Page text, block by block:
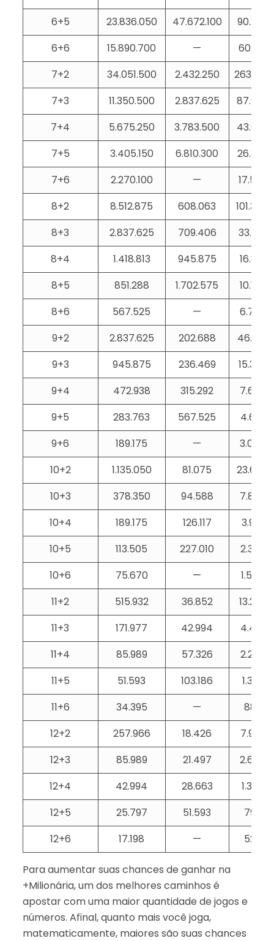
6+5
23.836.050 47.672.100
90.288
6+6
15.890.700 —
60.192
7+2
34.051.500 2.432.250
263.965
7+3
11.350.500 2.837.625
87.988
7+4
5.675.250 3.783.500
43.994
7+5
3.405.150 6.810.300
26.397
7+6
2.270.100 —
17.598
8+2
8.512.875 608.063
101.344
8+3
2.837.625 709.406
33.781
8+4
1.418.813 945.875
16.891
8+5
851.288 1.702.575
10.134
8+6
567.525 —
6.756
9+2
2.837.625 202.688
46.140
9+3
945.875 236.469
15.380
9+4
472.938 315.292
7.690
9+5
283.763 567.525
4.614
9+6
189.175 —
3.076
10+2
1.135.050 81.075
23.647
10+3
378.350 94.588
7.882
10+4
189.175 126.117
3.941
10+5
113.505 227.010
2.365
10+6
75.670 —
1.576
11+2
515.932 36.852
13.229
11+3
171.977 42.994
4.410
11+4
85.989 57.326
2.205
11+5
51.593 103.186
1.323
11+6
34.395 —
882
12+2
257.966 18.426
7.920
12+3
85.989 21.497
2.640
12+4
42.994 28.663
1.320
12+5
25.797 51.593
792
12+6
17.198 — 528
Para aumentar suas chances de ganhar na
+Milionária, um dos melhores caminhos é
apostar com uma maior quantidade de jogos e
números. Afinal, quanto mais você joga,
matematicamente, maiores são suas chances